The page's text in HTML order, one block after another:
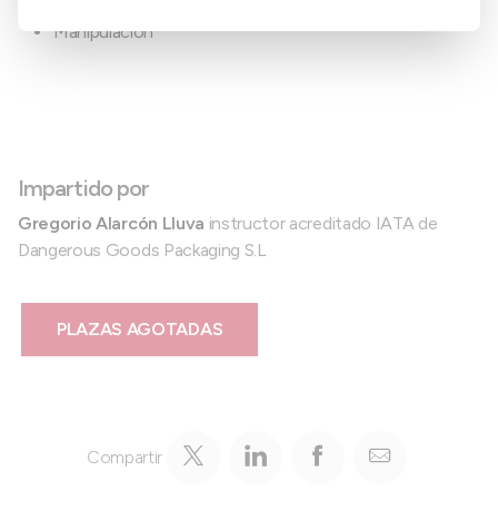
Manipulación
Impartido por
Gregorio Alarcón Lluva instructor acreditado IATA de
Dangerous Goods Packaging S.L
PLAZAS AGOTADAS
Compartir